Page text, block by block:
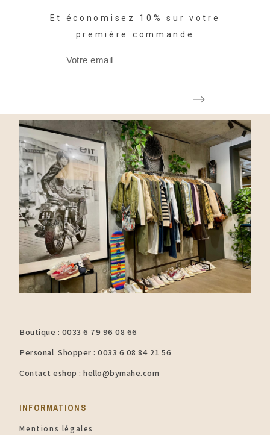
Et économisez 10% sur votre
première commande
Boutique : 0033 6 79 96 08 66
Personal Shopper : 0033 6 08 84 21 56
Contact eshop : hello@bymahe.com
INFORMATIONS​
Mentions légales